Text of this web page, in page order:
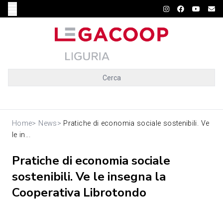
Cerca
Home> News> Pratiche di economia sociale sostenibili. Ve
le in...
Pratiche di economia sociale
sostenibili. Ve le insegna la
Cooperativa Librotondo